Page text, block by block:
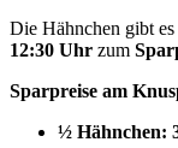
Die Hähnchen gibt es
12:30 Uhr zum
Sparpreise am
½ Hähnchen: